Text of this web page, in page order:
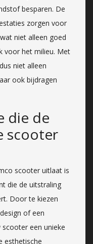
besparen. De
zorgen voor
niet alleen goed
voor het milieu. Met
niet alleen
ook bijdragen
die de
scooter
scooter uitlaat is
die de uitstraling
Door te kiezen
of een
een unieke
esthetische